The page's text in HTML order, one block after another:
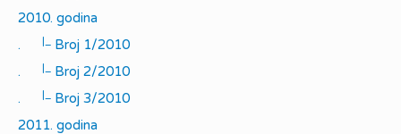
2010. godina
.
|_
Broj 1/2010
.
|_
Broj 2/2010
.
|_
Broj 3/2010
2011. godina